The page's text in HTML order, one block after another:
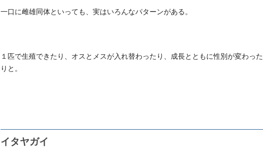
一口に雌雄同体といっても、実はいろんなパターンがある。
１匹で生殖できたり、オスとメスが入れ替わったり、成長とともに性別が変わった
りと。
イタヤガイ